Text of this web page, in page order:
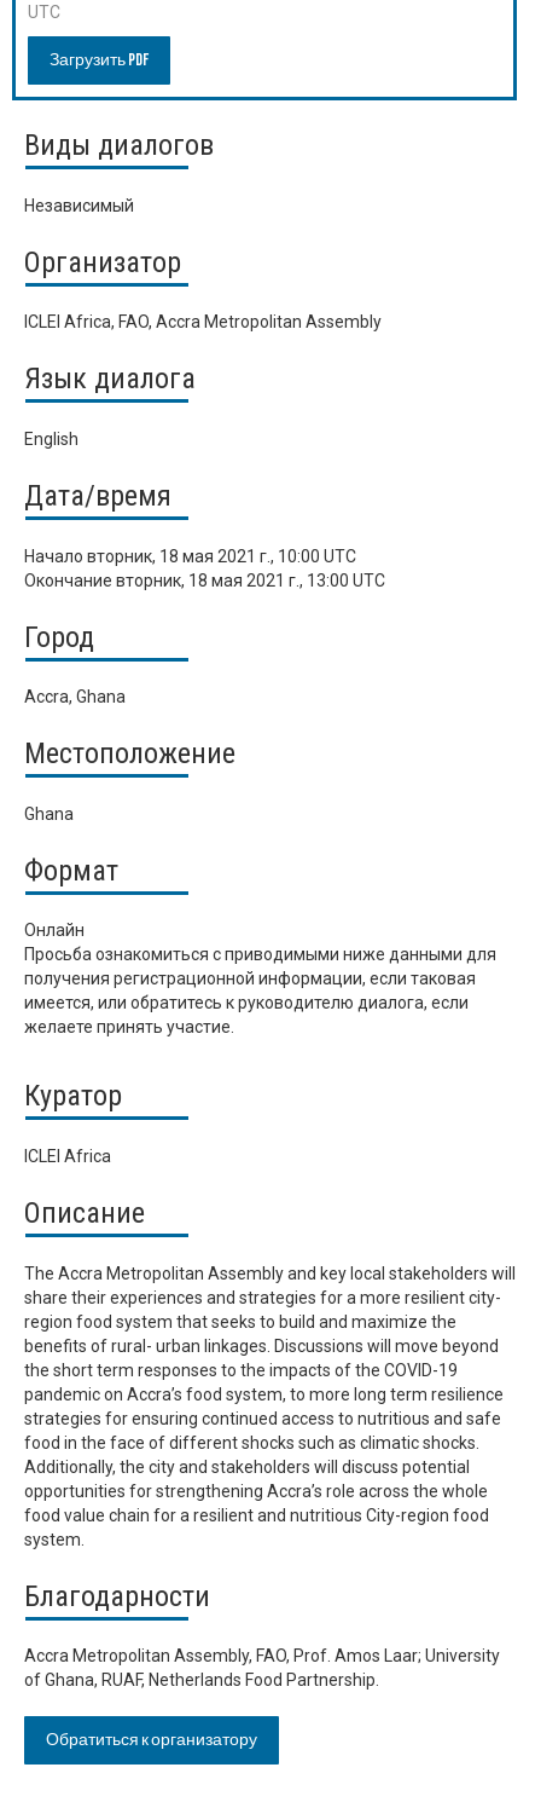
UTC
Загрузить PDF
Виды диалогов
Независимый
Организатор
ICLEI Africa, FAO, Accra Metropolitan Assembly
Язык диалога
English
Дата/время
Начало вторник, 18 мая 2021 г., 10:00 UTC
Окончание вторник, 18 мая 2021 г., 13:00 UTC
Город
Accra, Ghana
Местоположение
Ghana
Формат
Онлайн
Просьба ознакомиться с приводимыми ниже данными для
получения регистрационной информации, если таковая
имеется, или обратитесь к руководителю диалога, если
желаете принять участие.
Куратор
ICLEI Africa
Описание
The Accra Metropolitan Assembly and key local stakeholders will
share their experiences and strategies for a more resilient city-
region food system that seeks to build and maximize the
benefits of rural- urban linkages. Discussions will move beyond
the short term responses to the impacts of the COVID-19
pandemic on Accra’s food system, to more long term resilience
strategies for ensuring continued access to nutritious and safe
food in the face of different shocks such as climatic shocks.
Additionally, the city and stakeholders will discuss potential
opportunities for strengthening Accra’s role across the whole
food value chain for a resilient and nutritious City-region food
system.
Благодарности
Accra Metropolitan Assembly, FAO, Prof. Amos Laar; University
of Ghana, RUAF, Netherlands Food Partnership.
Обратиться к организатору